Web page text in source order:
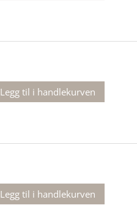
Legg til i handlekurven
Legg til i handlekurven